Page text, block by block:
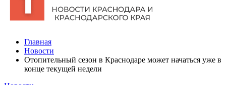
Главная
Новости
Отопительный сезон в Краснодаре может начаться уже в
конце текущей недели